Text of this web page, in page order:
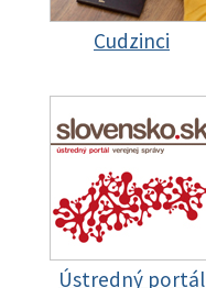
Cudzinci
Ústredný portál